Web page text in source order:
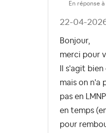
En réponse à
‎22-04-
Bonjour,
merci pour
Il s'agit
mais on n'a
pas en
en temps
pour